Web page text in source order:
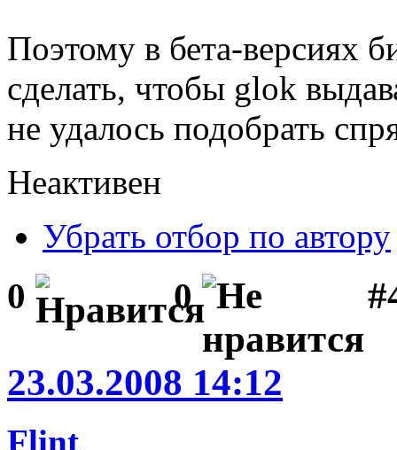
Поэтому в бета-версиях
сделать, чтобы glok
не удалось подобрать
Неактивен
Убрать отбор по автору
0 0
23.03.2008 14:12
Flint